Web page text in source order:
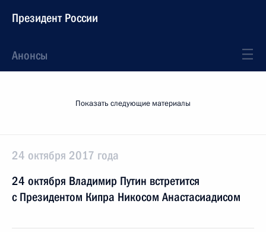
Президент России
Анонсы
Показать следующие материалы
24 октября 2017 года
24 октября Владимир Путин встретится
с Президентом Кипра Никосом Анастасиадисом